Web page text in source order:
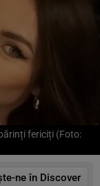
fericiți (Foto:
ne în Discover